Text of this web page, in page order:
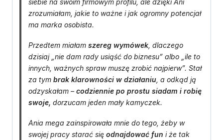
siebie na swoim firmowym profilu, ale dzięki Ani
zrozumiałam, jakie to ważne i jak ogromny potencjał
ma marka osobista.
Przedtem miałam szereg wymówek , dlaczego
dzisiaj „nie dam rady usiąść do biznesu” albo „ile to
innych, ważnych spraw muszę zrobić najpierw”. Stał
za tym brak klarowności w działaniu , a odkąd ją
odzyskałam – codziennie po prostu siadam i robię
swoje, dorzucam jeden mały kamyczek.
Ania mega zainspirowała mnie do tego, żeby w
swojej pracy starać się odnajdować fun i że tak